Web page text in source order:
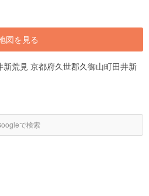
図を見る
荒見 京都府久世郡久御山町田井新
で検索